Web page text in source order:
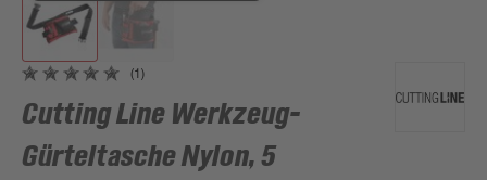
(1)
Cutting Line Werkzeug-
Gürteltasche Nylon, 5